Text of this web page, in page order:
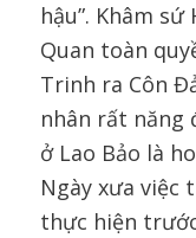
hậu”. Khâm
Quan toàn
Trinh ra Côn
nhân rất năng
ở Lao Bảo là
Ngày xưa việc
thực hiện